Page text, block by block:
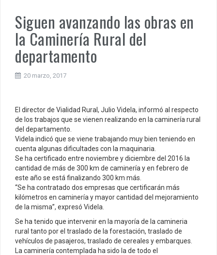
Siguen avanzando las obras en
la Caminería Rural del
departamento
20 marzo, 2017
El director de Vialidad Rural, Julio Videla, informó al respecto
de los trabajos que se vienen realizando en la caminería rural
del departamento.
Videla indicó que se viene trabajando muy bien teniendo en
cuenta algunas dificultades con la maquinaria.
Se ha certificado entre noviembre y diciembre del 2016 la
cantidad de más de 300 km de caminería y en febrero de
este año se está finalizando 300 km más.
“Se ha contratado dos empresas que certificarán más
kilómetros en caminería y mayor cantidad del mejoramiento
de la misma”, expresó Videla.
Se ha tenido que intervenir en la mayoría de la camineria
rural tanto por el traslado de la forestación, traslado de
vehículos de pasajeros, traslado de cereales y embarques.
La caminería contemplada ha sido la de todo el